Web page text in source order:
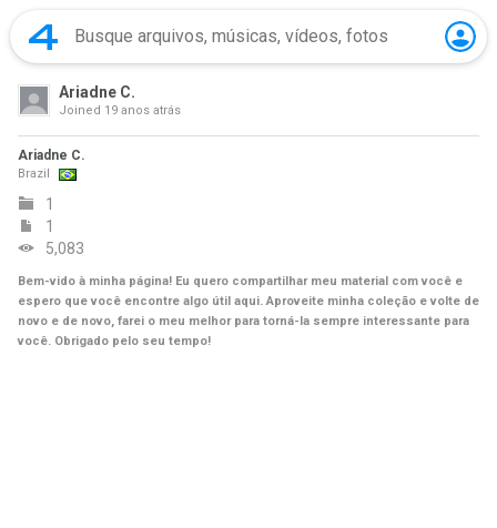
Ariadne C.
Joined 19 anos atrás
Ariadne C.
Brazil
1
1
5,083
Bem-vido à minha página! Eu quero compartilhar meu material com você e
espero que você encontre algo útil aqui. Aproveite minha coleção e volte de
novo e de novo, farei o meu melhor para torná-la sempre interessante para
você. Obrigado pelo seu tempo!